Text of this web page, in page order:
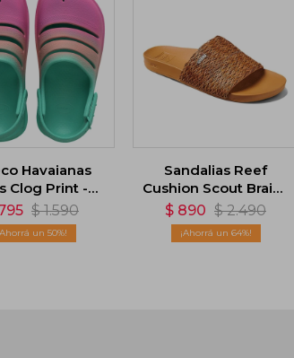
Havaianas
Clog Print -
Verde
$ 1.590
50
Sandalias Reef
Cushion Scout Braids
- Beige
$ 890 $ 2.490
64